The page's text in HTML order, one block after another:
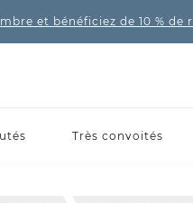
et bénéficiez de 10 % de
Très convoités